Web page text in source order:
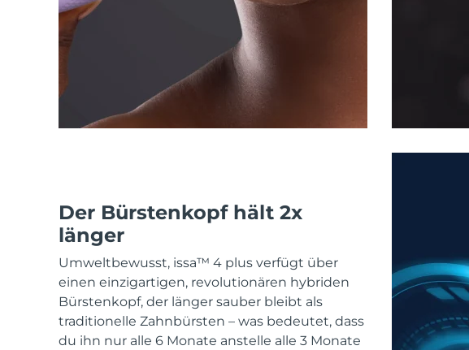
Der Bürstenkopf hält 2x
länger
Umweltbewusst, issa™ 4 plus verfügt über
einen einzigartigen, revolutionären hybriden
Bürstenkopf, der länger sauber bleibt als
traditionelle Zahnbürsten – was bedeutet, dass
du ihn nur alle 6 Monate anstelle alle 3 Monate
All acne treatment devices
All revitalizing eye massagers
KIWI™ skincare
Advanced pore care essentials
issa™ Teeth Whitening Gel
Männer
FOREO APP
ÜBER